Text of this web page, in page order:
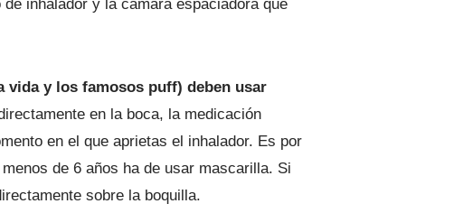
inhalador y la cámara espaciadora que
vida y los famosos puff) deben usar
en la boca, la medicación
en el que aprietas el inhalador. Es por
de 6 años ha de usar mascarilla. Si
sobre la boquilla.